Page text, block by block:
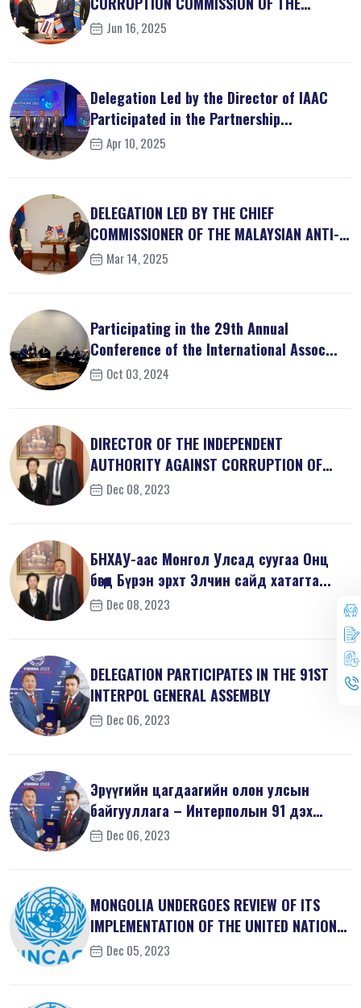
KINGDOM OF ...
Jun 16, 2025
Delegation Led by the Director of IAAC
Participated in the Partnership...
Apr 10, 2025
DELEGATION LED BY THE CHIEF
COMMISSIONER OF THE MALAYSIAN ANTI-
CORRUPT...
Mar 14, 2025
Participating in the 29th Annual
Conference of the International Assoc...
Oct 03, 2024
DIRECTOR OF THE INDEPENDENT
AUTHORITY AGAINST CORRUPTION OF
MONGOLIA M...
Dec 08, 2023
БНХАУ-аас Монгол Улсад суугаа Онц
бөгөөд Бүрэн эрхт Элчин сайд хатагта...
Dec 08, 2023
DELEGATION PARTICIPATES IN THE 91ST
INTERPOL GENERAL ASSEMBLY
Dec 06, 2023
Эрүүгийн цагдаагийн олон улсын
байгууллага – Интерполын 91 дэх
удаагий...
Dec 06, 2023
MONGOLIA UNDERGOES REVIEW OF ITS
IMPLEMENTATION OF THE UNITED NATIONS
... Dec 05, 2023